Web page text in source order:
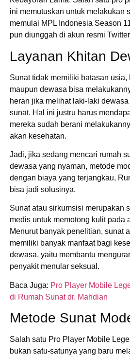
ini memutuskan untuk melakukan
memulai MPL Indonesia Season
pun diunggah di akun resmi
Layanan Khitan
Sunat tidak memiliki batasan usia,
maupun dewasa bisa
heran jika melihat laki-laki
sunat. Hal ini justru harus
mereka sudah berani
akan kesehatan.
Jadi, jika sedang mencari rumah
dewasa yang nyaman, metode
dengan biaya yang terjangkau,
bisa jadi solusinya.
Sunat atau sirkumsisi merupakan
medis untuk memotong kulit pada
Menurut banyak penelitian, sunat
memiliki banyak manfaat bagi
dewasa, yaitu membantu
penyakit menular seksual.
Baca Juga: Pro Player Mobile
di Rumah Sunat dr. Mahdian
Metode Sunat
Salah satu Pro Player Mobile
bukan satu-satunya yang baru